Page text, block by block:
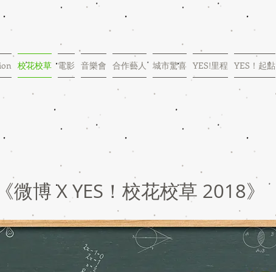
校花校草 電影 音樂會 合作藝人 城市驚喜 YES!里程 YES！起點
《微博 X YES！校花校草 2018》